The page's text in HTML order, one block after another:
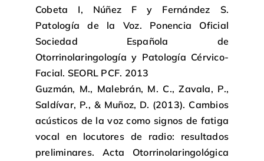
Cobeta I, Núñez F y Fernández S.
Patología de la Voz. Ponencia Oficial
Sociedad Española de
Otorrinolaringología y Patología Cérvico-
Facial. SEORL PCF. 2013
Guzmán, M., Malebrán, M. C., Zavala, P.,
Saldívar, P., & Muñoz, D. (2013). Cambios
acústicos de la voz como signos de fatiga
vocal en locutores de radio: resultados
preliminares. Acta Otorrinolaringológica